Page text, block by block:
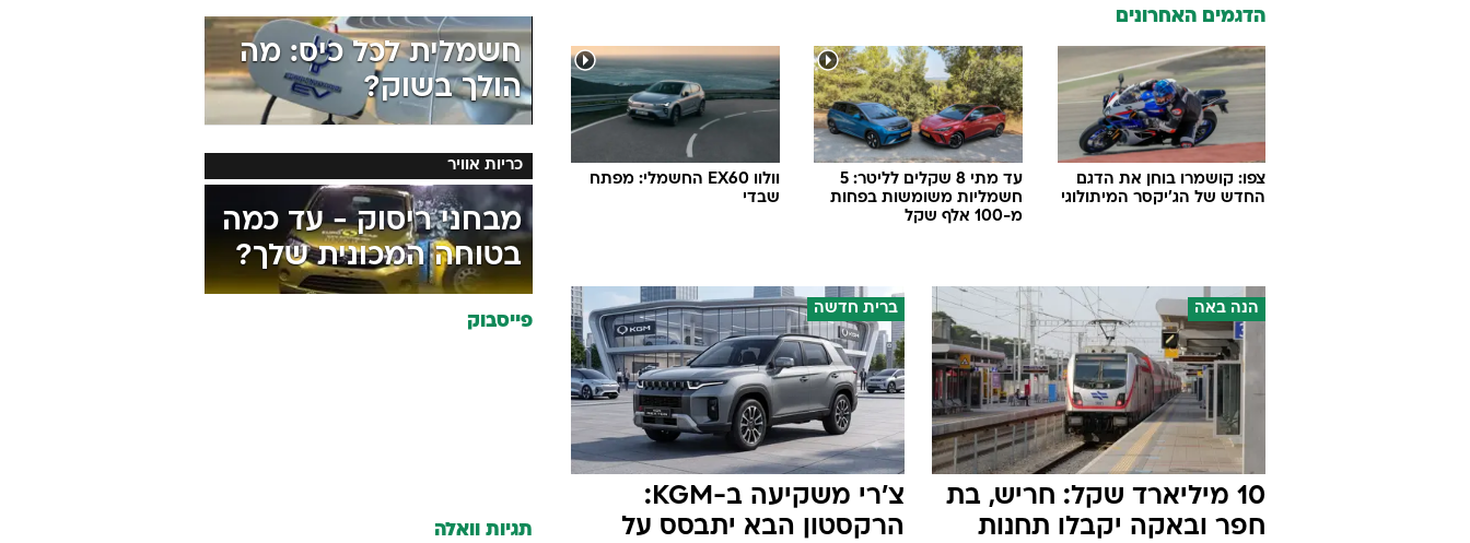
הדגמים האחרונים
צפו: קושמרו בוחן את הדגם
החדש של הג'יקסר המיתולוגי
עד מתי 8 שקלים לליטר: 5
חשמליות משומשות בפחות
מ-100 אלף שקל
וולוו EX60 החשמלי: מפתח
שבדי
הנה באה
10 מיליארד שקל: חריש, בת
חפר ובאקה יקבלו תחנות
ברית חדשה
צ'רי משקיעה ב-KGM:
הרקסטון הבא יתבסס על
חשמלית לכל כיס: מה
הולך בשוק?
כריות אוויר
מבחני ריסוק - עד כמה
בטוחה המכונית שלך?
פייסבוק
תגיות וואלה